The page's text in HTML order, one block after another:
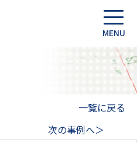
一覧に戻る
次の事例へ＞